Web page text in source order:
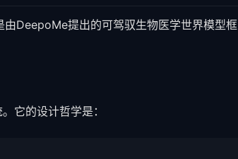
由DeepoMe提出的可驾驭生物医学世界模型框
它的设计哲学是：